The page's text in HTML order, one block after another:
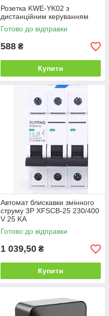
Розетка KWE-YK02 з
дистанційним керуванням
Готово до відправки
588 ₴
Купити
Автомат блискавки змінного
струму 3P XFSCB-25 230/400
V 25 KA
Готово до відправки
1 039,50 ₴
Купити